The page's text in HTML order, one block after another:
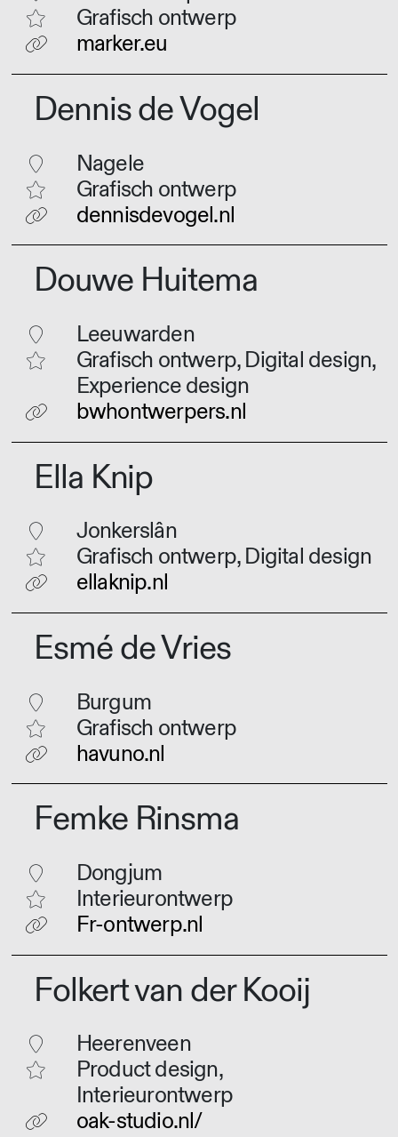
Grafisch ontwerp
marker.eu
Dennis de Vogel
Nagele
Grafisch ontwerp
dennisdevogel.nl
Douwe Huitema
Leeuwarden
Grafisch ontwerp, Digital design,
Experience design
bwhontwerpers.nl
Ella Knip
Jonkerslân
Grafisch ontwerp, Digital design
ellaknip.nl
Esmé de Vries
Burgum
Grafisch ontwerp
havuno.nl
Femke Rinsma
Dongjum
Interieurontwerp
Fr-ontwerp.nl
Folkert van der Kooij
Heerenveen
Product design,
Interieurontwerp
oak-studio.nl/